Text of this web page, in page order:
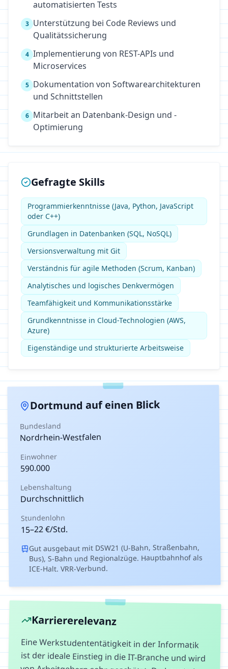
automatisierten Tests
3 Unterstützung bei Code Reviews und
Qualitätssicherung
4 Implementierung von REST-APIs und
Microservices
5 Dokumentation von Softwarearchitekturen
und Schnittstellen
6 Mitarbeit an Datenbank-Design und -
Optimierung
Gefragte Skills
Programmierkenntnisse (Java, Python, JavaScript
oder C++)
Grundlagen in Datenbanken (SQL, NoSQL)
Versionsverwaltung mit Git
Verständnis für agile Methoden (Scrum, Kanban)
Analytisches und logisches Denkvermögen
Teamfähigkeit und Kommunikationsstärke
Grundkenntnisse in Cloud-Technologien (AWS,
Azure)
Eigenständige und strukturierte Arbeitsweise
Dortmund auf einen Blick
Bundesland
Nordrhein-Westfalen
Einwohner
590.000
Lebenshaltung
Durchschnittlich
Stundenlohn
15–22€/Std.
Gut ausgebaut mit DSW21 (U-Bahn, Straßenbahn,
Bus), S-Bahn und Regionalzüge. Hauptbahnhof als
ICE-Halt. VRR-Verbund.
Karriererelevanz
Eine Werkstudententätigkeit in der Informatik
ist der ideale Einstieg in die IT-Branche und wird
von Arbeitgebern sehr geschätzt. Du baust ein
professionelles Netzwerk auf und kannst häufig
direkt nach dem Studium übernommen werden.
Die praktische Erfahrung mit realen Projekten
hebt dich deutlich von Mitbewerbern ohne